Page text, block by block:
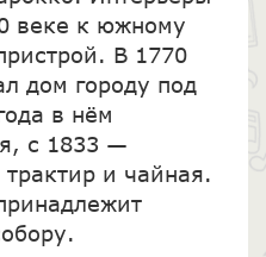
веке к южному
В 1770
дом городу под
в нём
с 1833 —
и чайная.